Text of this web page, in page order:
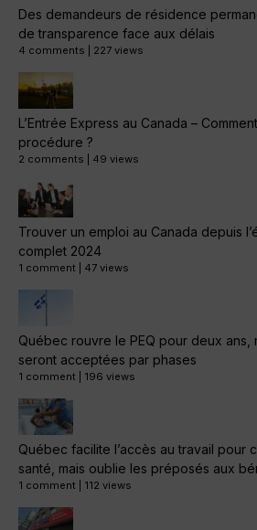
Des demandeurs de résidence
de transparence face aux délais
4 comments 227 views
L’Entrée Express au Canada –
procédure ?
2 comments 49 views
Trouver un emploi au Canada depuis
complet 2024
1 comment 47 views
Québec rouvre le PEQ pour deux ans,
seront acceptées par phases
1 comment 196 views
Québec facilite l’accès au travail pour
santé, mais oublie les préposés aux
1 comment 112 views